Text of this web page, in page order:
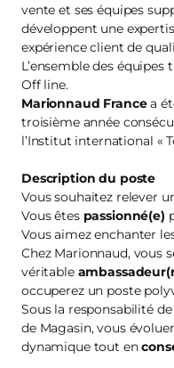
vente et ses équipes
développent une
expérience client de
L’ensemble des
Off line.
Marionnaud Francea
troisième année
l’Institut international «
Description du poste
Vous souhaitez relever
Vous êtes passionné(e)
Vous aimez enchanter
Chez Marionnaud, vous
véritable
occuperez un poste
Sous la responsabilité
de Magasin, vous
dynamique tout en